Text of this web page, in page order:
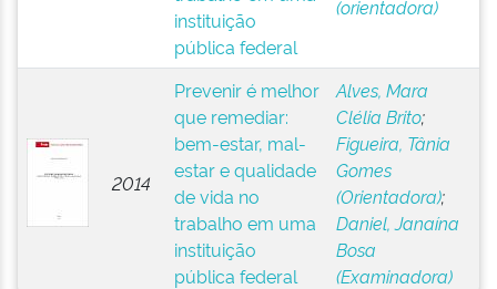
instituição
pública federal
(orientadora)
2014
Prevenir é melhor
que remediar:
bem-estar, mal-
estar e qualidade
de vida no
trabalho em uma
instituição
pública federal
Alves, Mara
Clélia Brito;
Figueira, Tânia
Gomes
(Orientadora);
Daniel, Janaína
Bosa
(Examinadora)